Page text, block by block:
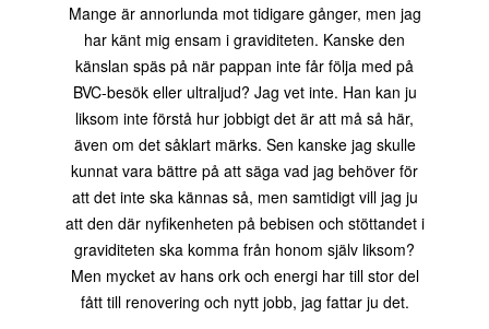
Mange är annorlunda mot tidigare gånger, men jag
har känt mig ensam i graviditeten. Kanske den
känslan späs på när pappan inte får följa med på
BVC-besök eller ultraljud? Jag vet inte. Han kan ju
liksom inte förstå hur jobbigt det är att må så här,
även om det såklart märks. Sen kanske jag skulle
kunnat vara bättre på att säga vad jag behöver för
att det inte ska kännas så, men samtidigt vill jag ju
att den där nyfikenheten på bebisen och stöttandet i
graviditeten ska komma från honom själv liksom?
Men mycket av hans ork och energi har till stor del
fått till renovering och nytt jobb, jag fattar ju det.